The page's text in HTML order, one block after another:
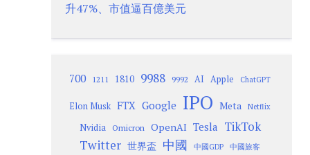
升47%、市值逼百億美元
700 1211 1810 9988 9992 AI Apple ChatGPT
Elon Musk FTX Google IPO Meta Netflix
Nvidia Omicron OpenAI Tesla TikTok
Twitter 世界盃 中國 中國GDP 中國旅客